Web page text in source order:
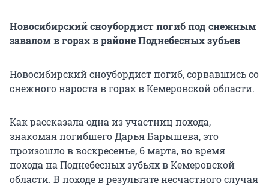
Новосибирский сноубордист погиб под снежным
завалом в горах в районе Поднебесных зубьев
Новосибирский сноубордист погиб, сорвавшись со
снежного нароста в горах в Кемеровской области.
Как рассказала одна из участниц похода,
знакомая погибшего Дарья Барышева, это
произошло в воскресенье, 6 марта, во время
похода на Поднебесных зубьях в Кемеровской
области. В походе в результате несчастного случая